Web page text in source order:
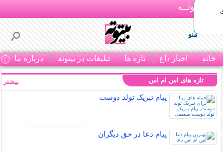
بـیتوتــه
منو
خانه اخبار داغ تازه ها تبلیغات در بیتوته درباره ما
تازه های اس ام اس
پیام تبریک تولد دوست
پیام دعا در حق دیگران
بیشتر